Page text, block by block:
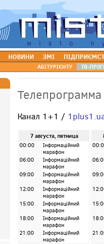
НОВИНИ ЗМІ
АБІТУРІЄНТУ ТВ-
Канал 1+1 /
7 августа, пятница
00:00
Інформаційний
марафон
06:00
Інформаційний
марафон
09:00
Інформаційний
марафон
12:00
Інформаційний
марафон
15:00
Інформаційний
марафон
18:00
Інформаційний
марафон
21:00
Інформаційний
марафон